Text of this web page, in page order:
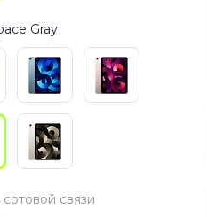
Pixel 8
Pixel 7
Pixel 6
Honor 400
Gray
связи